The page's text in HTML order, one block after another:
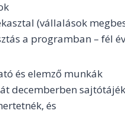
(vállalások
a programban – fél
és elemző munkák
decemberben
és